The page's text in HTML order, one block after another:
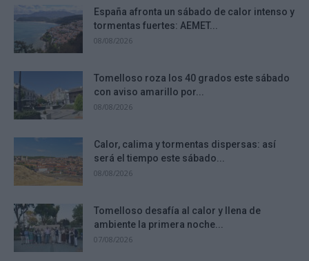
España afronta un sábado de calor intenso y
tormentas fuertes: AEMET...
08/08/2026
Tomelloso roza los 40 grados este sábado
con aviso amarillo por...
08/08/2026
Calor, calima y tormentas dispersas: así
será el tiempo este sábado...
08/08/2026
Tomelloso desafía al calor y llena de
ambiente la primera noche...
07/08/2026